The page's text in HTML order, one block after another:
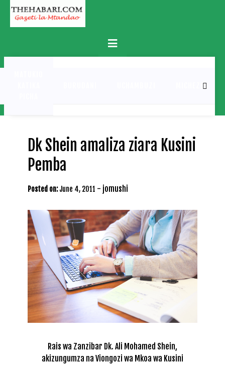
Skip
content
Primary
Menu
MICHEZO
Dk Shein amaliza ziara Kusini
Pemba
Posted on: June 4, 2011 - jomushi
Rais wa Zanzibar Dk. Ali Mohamed Shein,
akizungumza na Viongozi wa Mkoa wa Kusini